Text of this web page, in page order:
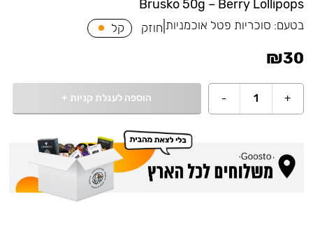
Brusko 50g – Berry Lollipops
בטעם: סוכריות פטל אוכמניות חוזק קל
₪30
+
1
- הוספה לעגלת קניות +